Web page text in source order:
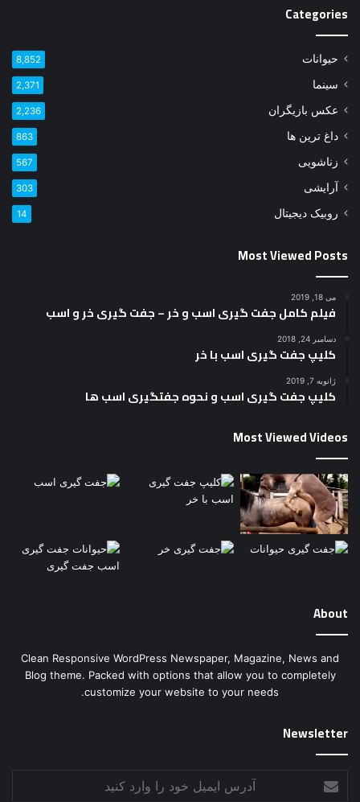
Categories
حیوانات 8,852
سینما 2,371
عکس بازیگران 2,236
داغ ترین ها 863
زناشویی 567
آرایشی 303
روبیک دیجیتال 14
Most Viewed Posts
می 18, 2019
فیلم کامل جفت گیری اسب و خر – جفت گیری خر و اسب
دسامبر 24, 2018
کلیپ جفت گیری اسب با خر
ژانویه 7, 2019
کلیپ جفت گیری اسب و نحوه جفتگیری اسب ها
Most Viewed Videos
About
Clean Responsive WordPress Newspaper, Magazine, News and
Blog theme. Packed with options that allow you to completely
customize your website to your needs.
Newsletter
ایمیل